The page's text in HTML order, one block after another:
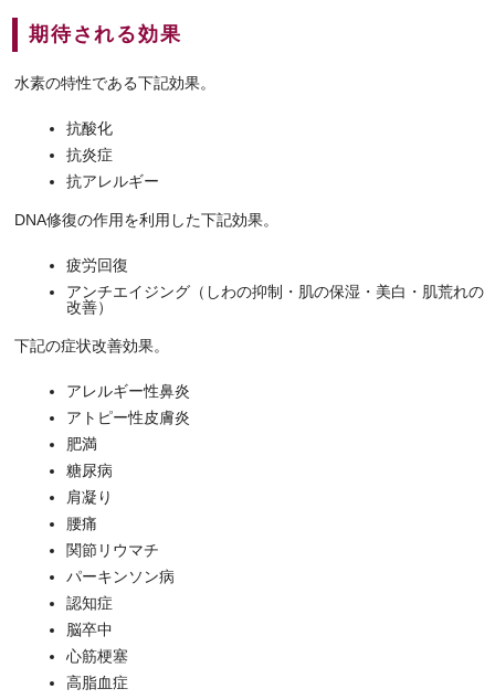
期待される効果
水素の特性である下記効果。
抗酸化
抗炎症
抗アレルギー
DNA修復の作用を利用した下記効果。
疲労回復
アンチエイジング（しわの抑制・肌の保湿・美白・肌荒れの
改善）
下記の症状改善効果。
アレルギー性鼻炎
アトピー性皮膚炎
肥満
糖尿病
肩凝り
腰痛
関節リウマチ
パーキンソン病
認知症
脳卒中
心筋梗塞
高脂血症